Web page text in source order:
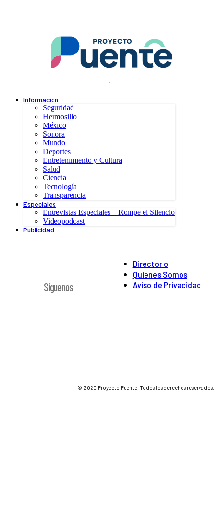
.
Información
Seguridad
Hermosillo
México
Sonora
Mundo
Deportes
Entretenimiento y Cultura
Salud
Ciencia
Tecnología
Transparencia
Especiales
Entrevistas Especiales – Rompe el Silencio
Videopodcast
Publicidad
Directorio
Quienes Somos
Aviso de Privacidad
Síguenos
© 2020 Proyecto Puente. Todos los derechos reservados.